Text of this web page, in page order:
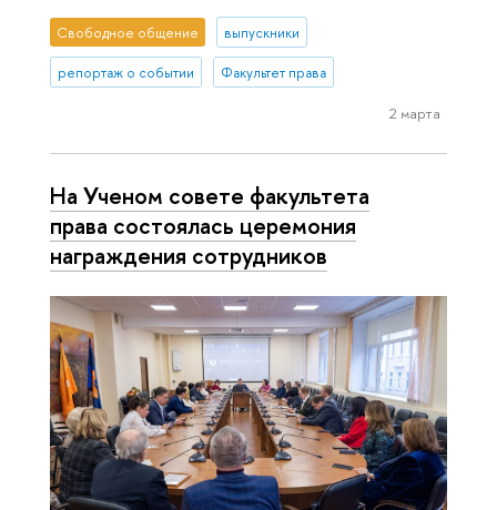
Свободное общение выпускники
репортаж о событии Факультет права
2 марта
На Ученом совете факультета
права состоялась церемония
награждения сотрудников